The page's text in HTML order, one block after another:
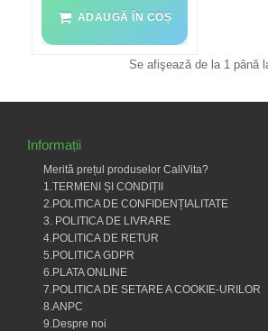
ADAUGĂ ÎN COȘ
Se afişează de la 1 până
Informații
Merită prețul produselor CaliVita?
1.TERMENI ȘI CONDIȚII
2.POLITICA DE CONFIDENȚIALITATE
3. POLITICA DE LIVRARE
4.POLITICA DE RETUR
5.POLITICA GDPR
6.PLATA ONLINE
7.POLITICA DE SETARE A COOKIE-URILOR
8.ANPC
9.Despre noi